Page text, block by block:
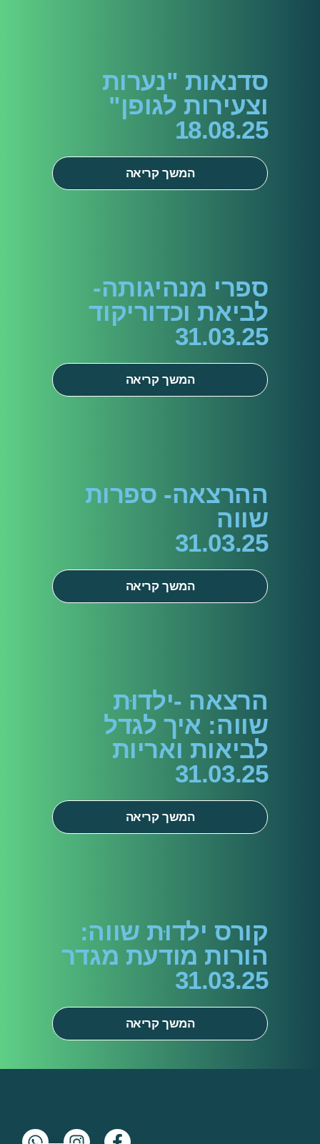
סדנאות "נערות
וצעירות לגופן"
18.08.25
המשך קריאה
ספרי מנהיגותה-
לביאת וכדוריקוד
31.03.25
המשך קריאה
ההרצאה- ספרות
שווה
31.03.25
המשך קריאה
הרצאה -ילדוּת
שווה: איך לגדל
לביאות ואריות
31.03.25
המשך קריאה
קורס ילדוּת שווה:
הורות מודעת מגדר
31.03.25
המשך קריאה